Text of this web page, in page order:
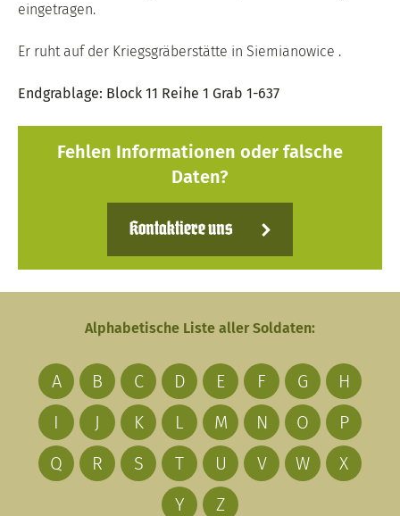
eingetragen.
Er ruht auf der Kriegsgräberstätte in Siemianowice .
Endgrablage: Block 11 Reihe 1 Grab 1-637
Fehlen Informationen oder falsche
Daten?
Kontaktiere uns
Alphabetische Liste aller Soldaten:
A B C D E F G
H
I
J K L M N O
P
Q
R S T U V W
X
Y
Z